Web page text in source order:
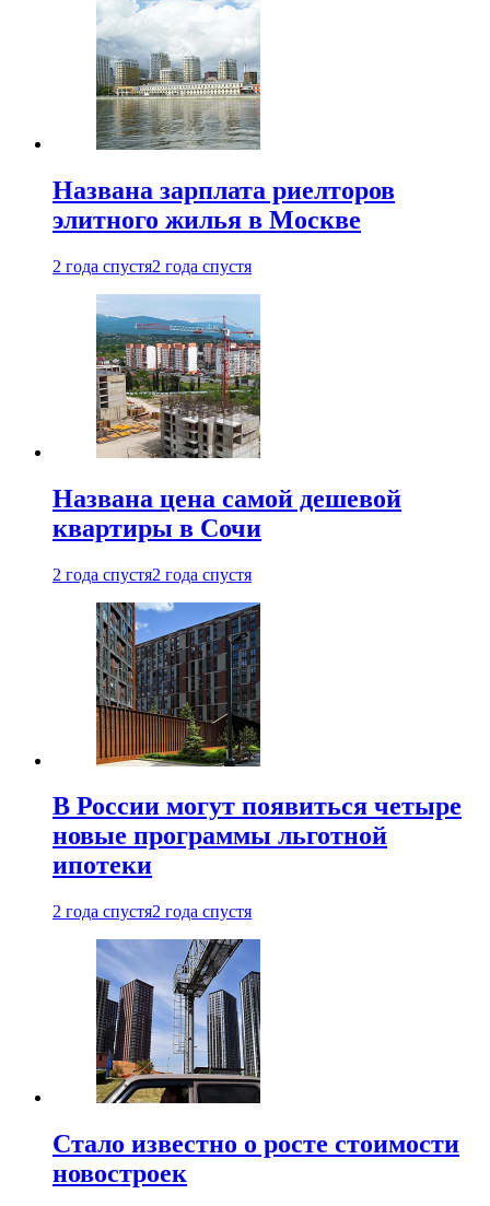
Названа зарплата риелторов
элитного жилья в Москве
2 года спустя2 года спустя
Названа цена самой дешевой
квартиры в Сочи
2 года спустя2 года спустя
В России могут появиться четыре
новые программы льготной
ипотеки
2 года спустя2 года спустя
Стало известно о росте стоимости
новостроек